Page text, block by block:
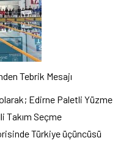
Tebrik Mesajı
Edirne Paletli Yüzme
Takım Seçme
Türkiye üçüncüsü